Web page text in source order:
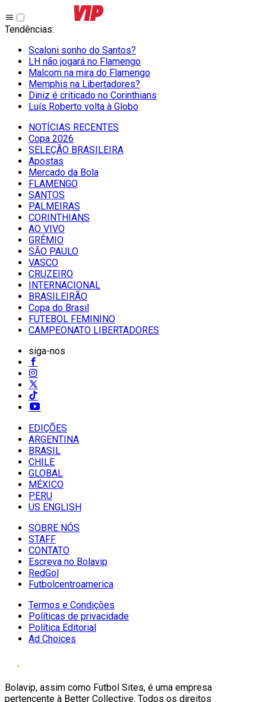
Tendências:
Scaloni sonho do Santos?
LH não jogará no Flamengo
Malcom na mira do Flamengo
Memphis na Libertadores?
Diniz é criticado no Corinthians
Luís Roberto volta à Globo
NOTÍCIAS RECENTES
Copa 2026
SELEÇÃO BRASILEIRA
Apostas
Mercado da Bola
FLAMENGO
SANTOS
PALMEIRAS
CORINTHIANS
AO VIVO
GRÊMIO
SĀO PAULO
VASCO
CRUZEIRO
INTERNACIONAL
BRASILEIRÃO
Copa do Brasil
FUTEBOL FEMININO
CAMPEONATO LIBERTADORES
siga-nos
EDIÇÕES
ARGENTINA
BRASIL
CHILE
GLOBAL
MÉXICO
PERU
US ENGLISH
SOBRE NÓS
STAFF
CONTATO
Escreva no Bolavip
RedGol
Futbolcentroamerica
Termos e Condições
Políticas de privacidade
Política Editorial
Ad Choices
Bolavip, assim como Futbol Sites, é uma empresa
pertencente à Better Collective. Todos os direitos